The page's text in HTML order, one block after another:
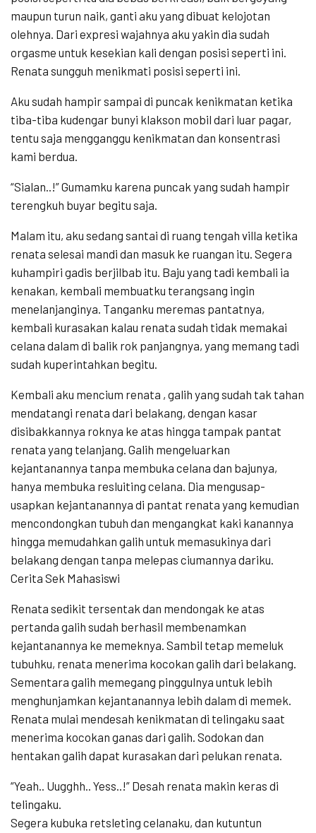
maupun turun naik, ganti aku yang dibuat kelojotan
olehnya. Dari expresi wajahnya aku yakin dia sudah
orgasme untuk kesekian kali dengan posisi seperti ini.
Renata sungguh menikmati posisi seperti ini.
Aku sudah hampir sampai di puncak kenikmatan ketika
tiba-tiba kudengar bunyi klakson mobil dari luar pagar,
tentu saja mengganggu kenikmatan dan konsentrasi
kami berdua.
“Sialan..!” Gumamku karena puncak yang sudah hampir
terengkuh buyar begitu saja.
Malam itu, aku sedang santai di ruang tengah villa ketika
renata selesai mandi dan masuk ke ruangan itu. Segera
kuhampiri gadis berjilbab itu. Baju yang tadi kembali ia
kenakan, kembali membuatku terangsang ingin
menelanjanginya. Tanganku meremas pantatnya,
kembali kurasakan kalau renata sudah tidak memakai
celana dalam di balik rok panjangnya, yang memang tadi
sudah kuperintahkan begitu.
Kembali aku mencium renata , galih yang sudah tak tahan
mendatangi renata dari belakang, dengan kasar
disibakkannya roknya ke atas hingga tampak pantat
renata yang telanjang. Galih mengeluarkan
kejantanannya tanpa membuka celana dan bajunya,
hanya membuka resluiting celana. Dia mengusap-
usapkan kejantanannya di pantat renata yang kemudian
mencondongkan tubuh dan mengangkat kaki kanannya
hingga memudahkan galih untuk memasukinya dari
belakang dengan tanpa melepas ciumannya dariku.
Cerita Sek Mahasiswi
Renata sedikit tersentak dan mendongak ke atas
pertanda galih sudah berhasil membenamkan
kejantanannya ke memeknya. Sambil tetap memeluk
tubuhku, renata menerima kocokan galih dari belakang.
Sementara galih memegang pinggulnya untuk lebih
menghunjamkan kejantanannya lebih dalam di memek.
Renata mulai mendesah kenikmatan di telingaku saat
menerima kocokan ganas dari galih. Sodokan dan
hentakan galih dapat kurasakan dari pelukan renata.
“Yeah.. Uugghh.. Yess..!” Desah renata makin keras di
telingaku.
Segera kubuka retsleting celanaku, dan kutuntun